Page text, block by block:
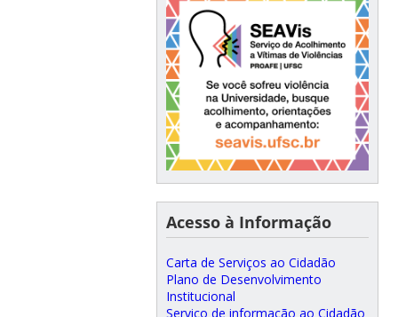
Acesso à Informação
Carta de Serviços ao Cidadão
Plano de Desenvolvimento
Institucional
Serviço de informação ao Cidadão